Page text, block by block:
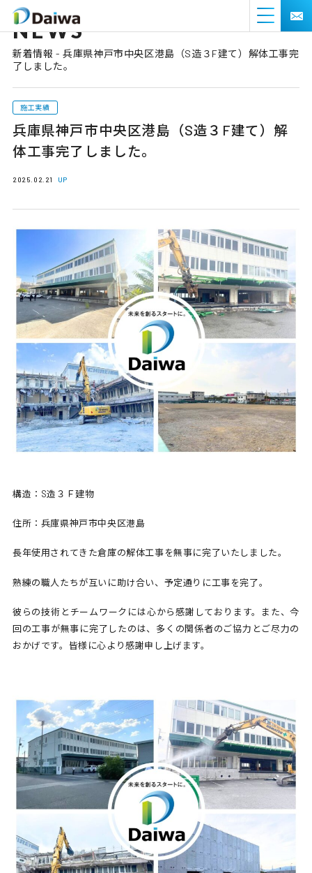
NEWS
新着情報 - 兵庫県神戸市中央区港島（S造３F建て）解体工事完
了しました。
施工実績
兵庫県神戸市中央区港島（S造３F建て）解
体工事完了しました。
2025.02.21 UP
構造：S造３Ｆ建物
住所：兵庫県神戸市中央区港島
長年使用されてきた倉庫の解体工事を無事に完了いたしました。
熟練の職人たちが互いに助け合い、予定通りに工事を完了。
彼らの技術とチームワークには心から感謝しております。また、今
回の工事が無事に完了したのは、多くの関係者のご協力とご尽力の
おかげです。皆様に心より感謝申し上げます。